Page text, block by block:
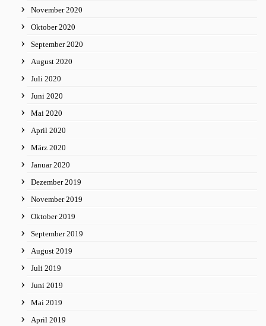
November 2020
Oktober 2020
September 2020
August 2020
Juli 2020
Juni 2020
Mai 2020
April 2020
März 2020
Januar 2020
Dezember 2019
November 2019
Oktober 2019
September 2019
August 2019
Juli 2019
Juni 2019
Mai 2019
April 2019